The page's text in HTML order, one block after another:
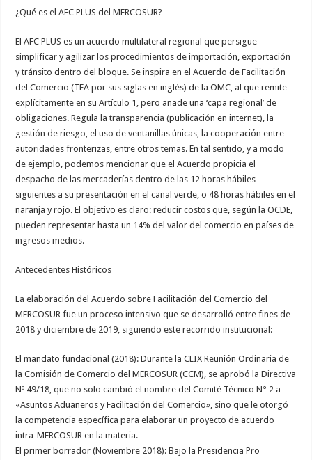
¿Qué es el AFC PLUS del MERCOSUR?
El AFC PLUS es un acuerdo multilateral regional que persigue
simplificar y agilizar los procedimientos de importación, exportación
y tránsito dentro del bloque. Se inspira en el Acuerdo de Facilitación
del Comercio (TFA por sus siglas en inglés) de la OMC, al que remite
explícitamente en su Artículo 1, pero añade una ‘capa regional’ de
obligaciones. Regula la transparencia (publicación en internet), la
gestión de riesgo, el uso de ventanillas únicas, la cooperación entre
autoridades fronterizas, entre otros temas. En tal sentido, y a modo
de ejemplo, podemos mencionar que el Acuerdo propicia el
despacho de las mercaderías dentro de las 12 horas hábiles
siguientes a su presentación en el canal verde, o 48 horas hábiles en el
naranja y rojo. El objetivo es claro: reducir costos que, según la OCDE,
pueden representar hasta un 14% del valor del comercio en países de
ingresos medios.
Antecedentes Históricos
La elaboración del Acuerdo sobre Facilitación del Comercio del
MERCOSUR fue un proceso intensivo que se desarrolló entre fines de
2018 y diciembre de 2019, siguiendo este recorrido institucional:
El mandato fundacional (2018): Durante la CLIX Reunión Ordinaria de
la Comisión de Comercio del MERCOSUR (CCM), se aprobó la Directiva
Nº 49/18, que no solo cambió el nombre del Comité Técnico N° 2 a
«Asuntos Aduaneros y Facilitación del Comercio», sino que le otorgó
la competencia específica para elaborar un proyecto de acuerdo
intra-MERCOSUR en la materia.
El primer borrador (Noviembre 2018): Bajo la Presidencia Pro